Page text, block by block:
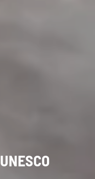
UNESCO